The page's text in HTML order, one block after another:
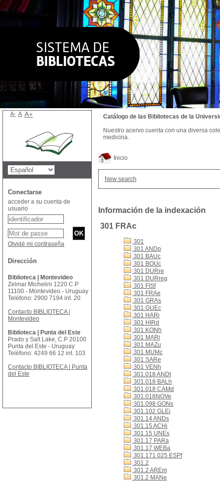
Inicio
New search
Información de la indexación
301 FRAc
301
301 ANDp
301 BAUc
301 BOUc
301 DURre
301 DURreg
301 FISf
301 FRAe
301 GRAs
301 GUEc
301 HARi
301 HIRd
301 KONh
301 MARi
301 MAZu
301 MUMc
301 SARe
301 VENh
301.018 ANDt
301.018 BALh
301.018 CAMd
301.018NOVe
301.098 GONs
301.102 GLEi
301.14 ANDs
301.15 ACHi
301.15 UNEs
301.17 PARa
301.17 WEBa
301.171 025 ESPf
301.2
301.2 AREm
301.2 MANe
Catálogo de las Bibliotecas de la
Nuestro acervo cuenta con una diversa
medicina.
A- A A+
Conectarse
acceder a su cuenta de
usuario
Olvidé mi contraseña
Dirección
Biblioteca | Montevideo
Zelmar Michelini 1220 C.P
11100 - Montevideo - Uruguay
Teléfono: 2900 7194 int. 20
Contacto BIBLIOTECA |
Montevideo
Biblioteca | Punta del Este
Prado y Salt Lake, C.P 20100
Punta del Este - Uruguay
Teléfono: 4249 66 12 int. 103
Contacto BIBLIOTECA | Punta
del Este